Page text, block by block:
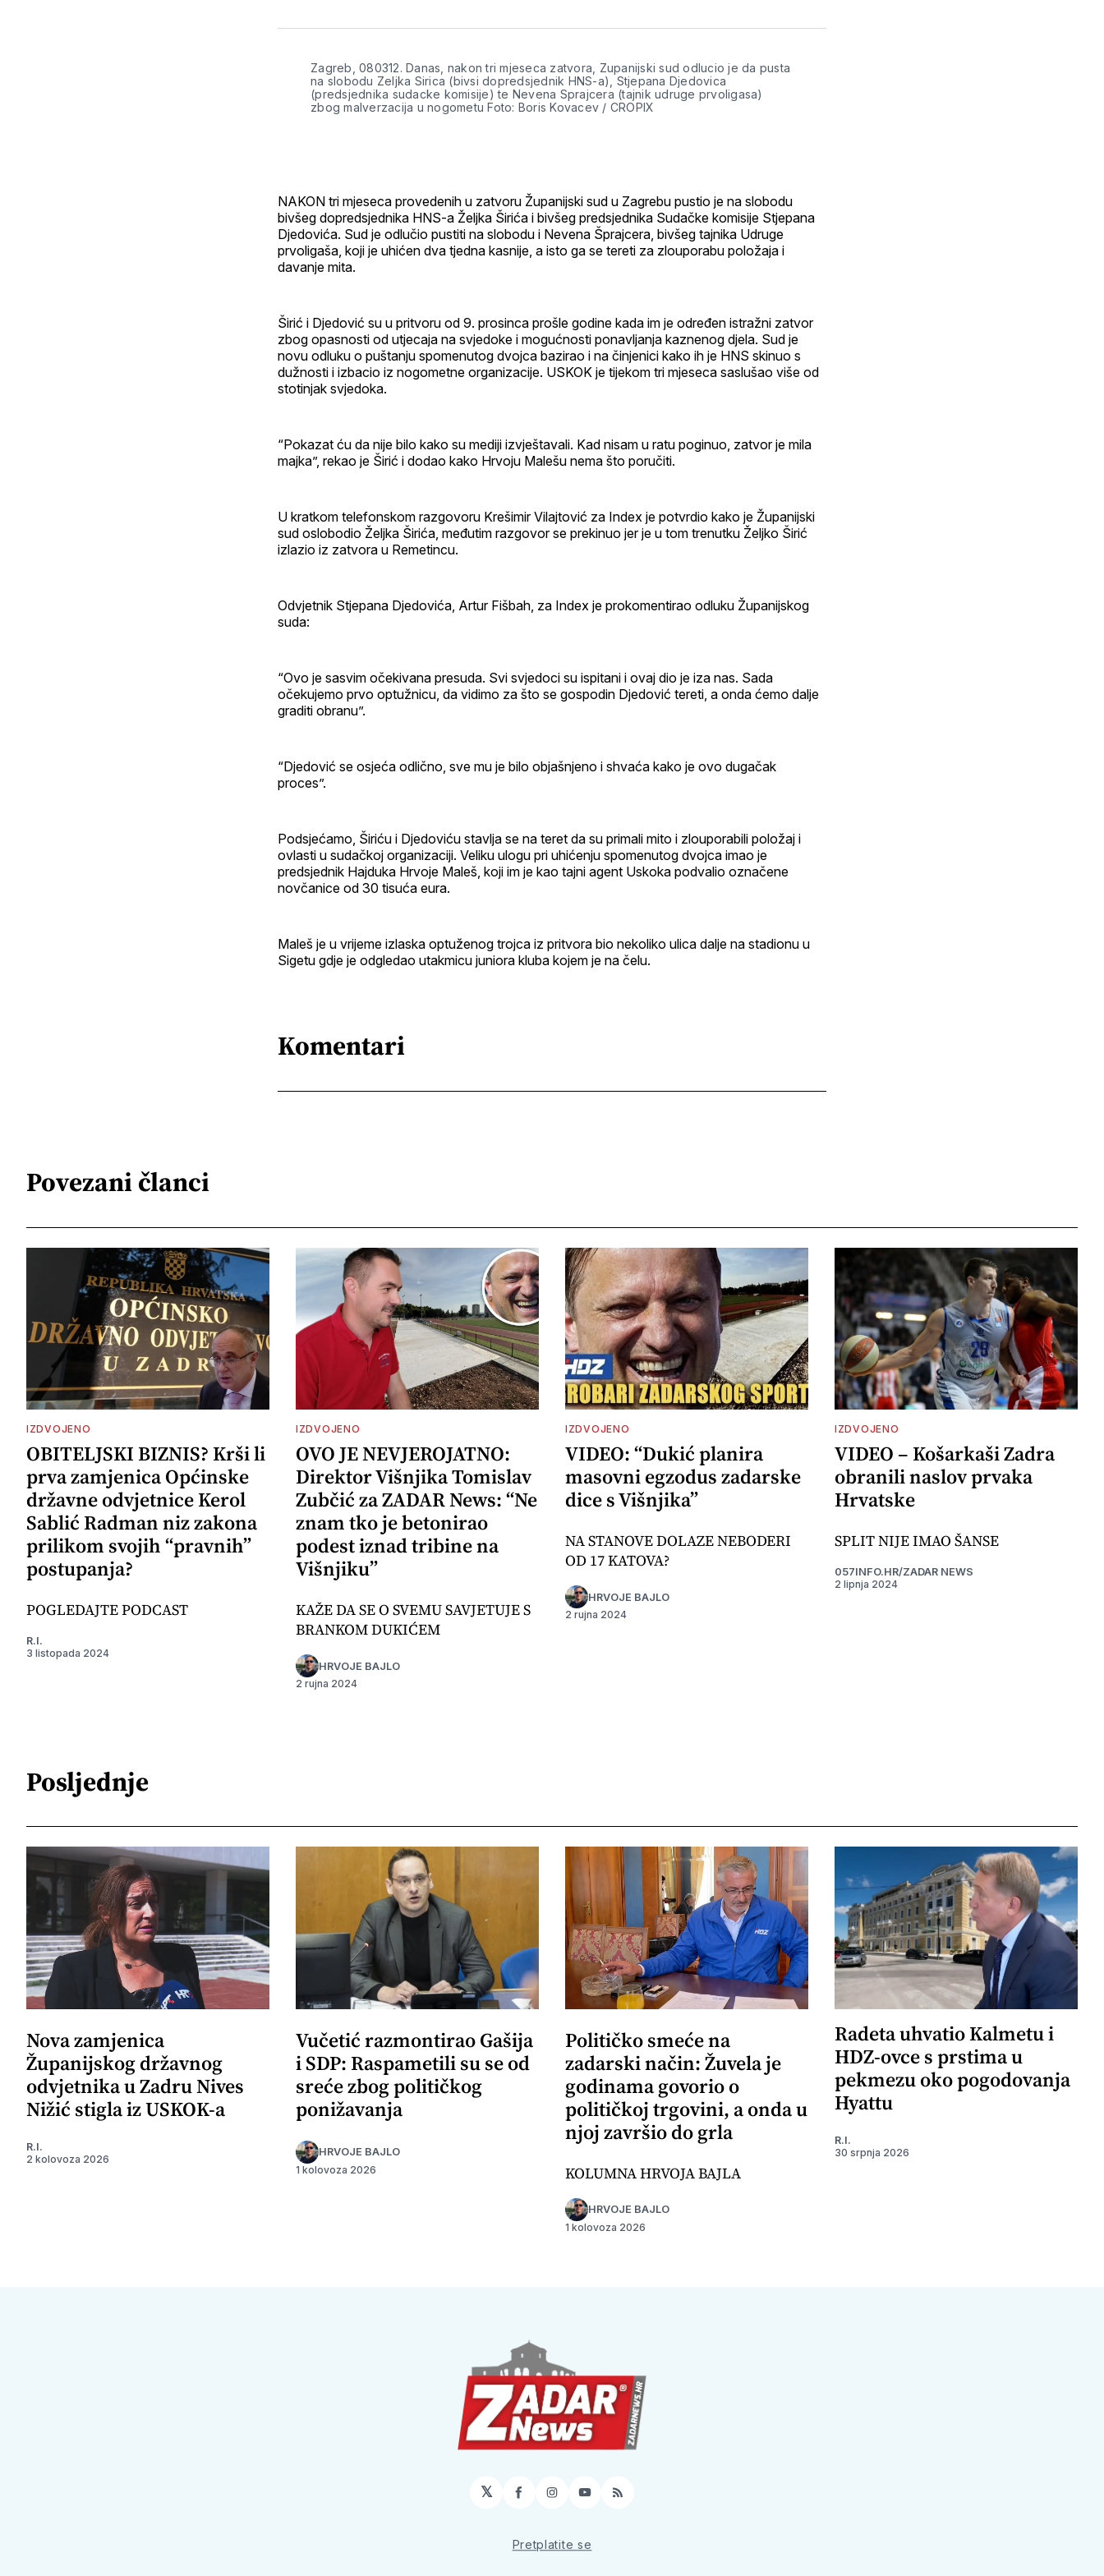
FacebookLinkedIn maila
Zagreb, 080312. Danas, nakon tri mjeseca zatvora, Zupanijski sud odlucio je da pusta
na slobodu Zeljka Sirica (bivsi dopredsjednik HNS-a), Stjepana Djedovica
(predsjednika sudacke komisije) te Nevena Sprajcera (tajnik udruge prvoligasa)
zbog malverzacija u nogometu Foto: Boris Kovacev / CROPIX
NAKON tri mjeseca provedenih u zatvoru Županijski sud u Zagrebu pustio je na slobodu
bivšeg dopredsjednika HNS-a Željka Širića i bivšeg predsjednika Sudačke komisije Stjepana
Djedovića. Sud je odlučio pustiti na slobodu i Nevena Šprajcera, bivšeg tajnika Udruge
prvoligaša, koji je uhićen dva tjedna kasnije, a isto ga se tereti za zlouporabu položaja i
davanje mita.
Širić i Djedović su u pritvoru od 9. prosinca prošle godine kada im je određen istražni zatvor
zbog opasnosti od utjecaja na svjedoke i mogućnosti ponavljanja kaznenog djela. Sud je
novu odluku o puštanju spomenutog dvojca bazirao i na činjenici kako ih je HNS skinuo s
dužnosti i izbacio iz nogometne organizacije. USKOK je tijekom tri mjeseca saslušao više od
stotinjak svjedoka.
“Pokazat ću da nije bilo kako su mediji izvještavali. Kad nisam u ratu poginuo, zatvor je mila
majka”, rekao je Širić i dodao kako Hrvoju Malešu nema što poručiti.
U kratkom telefonskom razgovoru Krešimir Vilajtović za Index je potvrdio kako je Županijski
sud oslobodio Željka Širića, međutim razgovor se prekinuo jer je u tom trenutku Željko Širić
izlazio iz zatvora u Remetincu.
Odvjetnik Stjepana Djedovića, Artur Fišbah, za Index je prokomentirao odluku Županijskog
suda:
“Ovo je sasvim očekivana presuda. Svi svjedoci su ispitani i ovaj dio je iza nas. Sada
očekujemo prvo optužnicu, da vidimo za što se gospodin Djedović tereti, a onda ćemo dalje
graditi obranu”.
“Djedović se osjeća odlično, sve mu je bilo objašnjeno i shvaća kako je ovo dugačak
proces”.
Podsjećamo, Širiću i Djedoviću stavlja se na teret da su primali mito i zlouporabili položaj i
ovlasti u sudačkoj organizaciji. Veliku ulogu pri uhićenju spomenutog dvojca imao je
predsjednik Hajduka Hrvoje Maleš, koji im je kao tajni agent Uskoka podvalio označene
novčanice od 30 tisuća eura.
Maleš je u vrijeme izlaska optuženog trojca iz pritvora bio nekoliko ulica dalje na stadionu u
Sigetu gdje je odgledao utakmicu juniora kluba kojem je na čelu.
Komentari
Povezani članci
IZDVOJENO
OBITELJSKI BIZNIS? Krši li
prva zamjenica Općinske
državne odvjetnice Kerol
Sablić Radman niz zakona
prilikom svojih “pravnih”
postupanja?
POGLEDAJTE PODCAST
R.I.
3 listopada 2024
IZDVOJENO
OVO JE NEVJEROJATNO:
Direktor Višnjika Tomislav
Zubčić za ZADAR News: “Ne
znam tko je betonirao
podest iznad tribine na
Višnjiku”
KAŽE DA SE O SVEMU SAVJETUJE S
BRANKOM DUKIĆEM
HRVOJE BAJLO
2 rujna 2024
IZDVOJENO
VIDEO: “Dukić planira
masovni egzodus zadarske
dice s Višnjika”
NA STANOVE DOLAZE NEBODERI
OD 17 KATOVA?
HRVOJE BAJLO
2 rujna 2024
IZDVOJENO
VIDEO – Košarkaši Zadra
obranili naslov prvaka
Hrvatske
SPLIT NIJE IMAO ŠANSE
057INFO.HR/ZADAR NEWS
2 lipnja 2024
Posljednje
Nova zamjenica
Županijskog državnog
odvjetnika u Zadru Nives
Nižić stigla iz USKOK-a
R.I.
2 kolovoza 2026
Vučetić razmontirao Gašija
i SDP: Raspametili su se od
sreće zbog političkog
ponižavanja
HRVOJE BAJLO
1 kolovoza 2026
Političko smeće na
zadarski način: Žuvela je
godinama govorio o
političkoj trgovini, a onda u
njoj završio do grla
KOLUMNA HRVOJA BAJLA
HRVOJE BAJLO
1 kolovoza 2026
Radeta uhvatio Kalmetu i
HDZ-ovce s prstima u
pekmezu oko pogodovanja
Hyattu
R.I.
30 srpnja 2026
𝕏 Facebook
Instagram
YouTube
RSS
Pretplatite se